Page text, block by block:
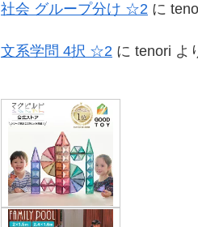
社会 グループ分け ☆2 に
文系学問 4択 ☆2 に tenori よ